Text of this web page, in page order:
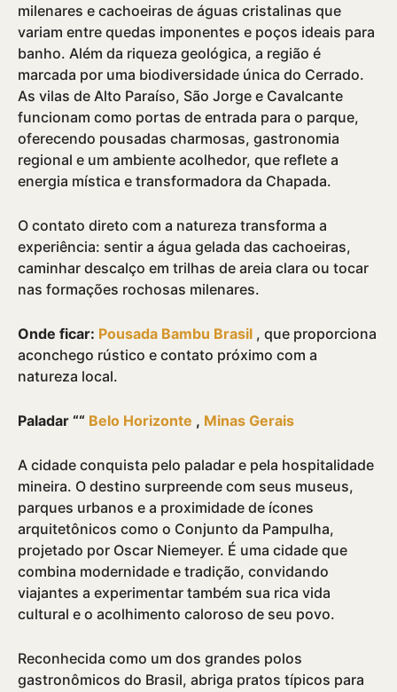
milenares e cachoeiras de águas cristalinas que
variam entre quedas imponentes e poços ideais para
banho. Além da riqueza geológica, a região é
marcada por uma biodiversidade única do Cerrado.
As vilas de Alto Paraí­so, São Jorge e Cavalcante
funcionam como portas de entrada para o parque,
oferecendo pousadas charmosas, gastronomia
regional e um ambiente acolhedor, que reflete a
energia mí­stica e transformadora da Chapada.
O contato direto com a natureza transforma a
experiência: sentir a água gelada das cachoeiras,
caminhar descalço em trilhas de areia clara ou tocar
nas formações rochosas milenares.
Onde ficar: Pousada Bambu Brasil , que proporciona
aconchego rústico e contato próximo com a
natureza local.
Paladar ““ Belo Horizonte , Minas Gerais
A cidade conquista pelo paladar e pela hospitalidade
mineira. O destino surpreende com seus museus,
parques urbanos e a proximidade de í­cones
arquitetônicos como o Conjunto da Pampulha,
projetado por Oscar Niemeyer. É uma cidade que
combina modernidade e tradição, convidando
viajantes a experimentar também sua rica vida
cultural e o acolhimento caloroso de seu povo.
Reconhecida como um dos grandes polos
gastronômicos do Brasil, abriga pratos tí­picos para